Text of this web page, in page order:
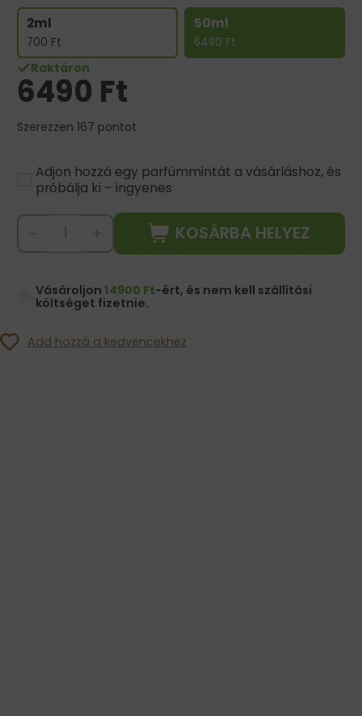
2ml
700 Ft
50ml
6490 Ft
Raktáron
6490 Ft
Szerezzen 167 pontot
Adjon hozzá egy parfümmintát a vásárláshoz, és
próbálja ki – ingyenes
KOSÁRBA HELYEZ
Vásároljon14900 Ft-ért, és nem kell szállítási
költséget fizetnie.
Add hozzá a kedvencekhez